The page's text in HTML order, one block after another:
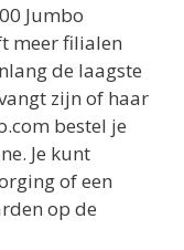
Jumbo
meer filialen
de laagste
zijn of haar
bestel je
Je kunt
of een
op de